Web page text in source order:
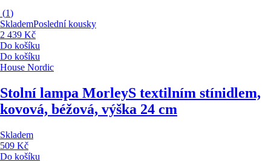
(1)
SklademPoslední kousky
2 439 Kč
Do košíku
Do košíku
House Nordic
Stolní lampa MorleyS textilním stínidlem,
kovová, béžová, výška 24 cm
Skladem
509 Kč
Do košíku